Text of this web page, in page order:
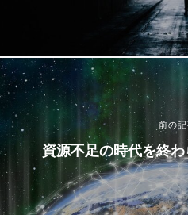
前の記
資源不足の時代を終